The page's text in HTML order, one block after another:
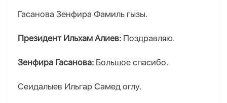
Гасанова Зенфира Фамиль гызы.
Президент Ильхам Алиев: Поздравляю.
Зенфира Гасанова: Большое спасибо.
Сеидалыев Ильгар Самед оглу.